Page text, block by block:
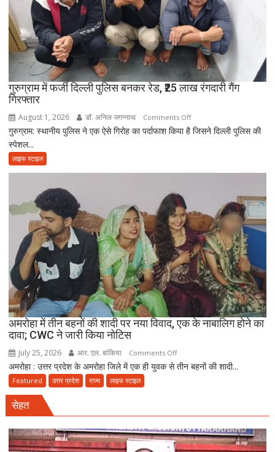
आत्मनिर्भर
बेटियां,
चिता
पर
अकेले
विदा
हो
वृद्धाश्रम
गुरुग्राम में फर्जी दिल्ली पुलिस बनकर रेड, ₹25 लाख रंगदारी गैंग
गिरफ्तार
August 1, 2026 डॉ. अनिल जगन्नाथ Comments Offon
गुरुग्राम
दिल्ली
रेड,
₹25
लाख
रंगदारी
गैंग
गिरफ्तार
गुरुग्राम: स्थानीय पुलिस ने एक ऐसे गिरोह का पर्दाफाश किया है जिसने दिल्ली पुलिस की
स्पेशल...
लाइफ स्टाइल
अमरोहा में तीन बहनों की शादी पर नया विवाद, एक के नाबालिग होने का
दावा; CWC ने जारी किया नोटिस
July 25, 2026 आर. एल. बांकिया Comments Offon
अमरोहा
शादी
पर
अमरोहा : उत्तर प्रदेश के अमरोहा जिले में एक ही युवक से तीन बहनों की शादी...
Featured उत्तर प्रदेश राज्य लाइफ स्टाइल
सेहत